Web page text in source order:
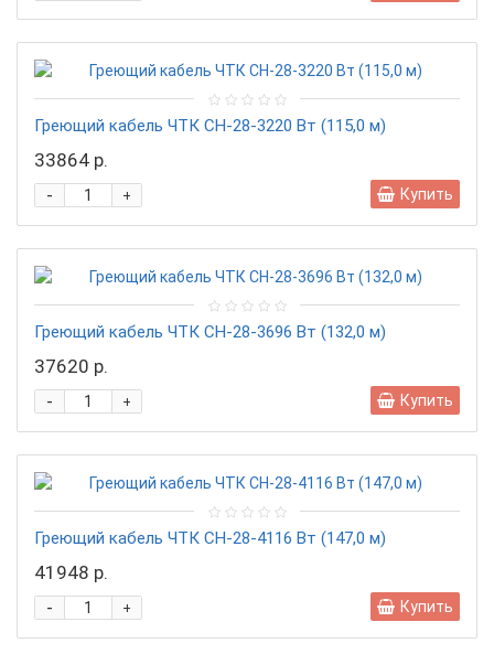
Греющий кабель ЧТК СН-28-3220 Вт (115,0 м)
33864 р.
+
- Купить
Греющий кабель ЧТК СН-28-3696 Вт (132,0 м)
37620 р.
+
- Купить
Греющий кабель ЧТК СН-28-4116 Вт (147,0 м)
41948 р.
+
- Купить